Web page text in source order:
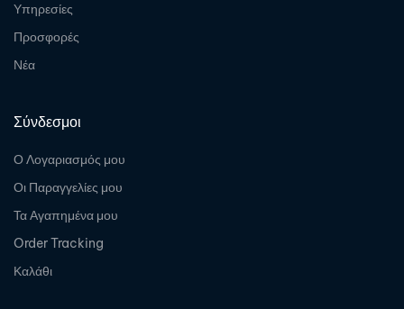
Υπηρεσίες
Προσφορές
Νέα
Σύνδεσμοι
Ο Λογαριασμός μου
Οι Παραγγελίες μου
Τα Αγαπημένα μου
Order Tracking
Καλάθι